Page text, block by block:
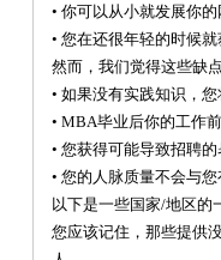
• 你可以从小就发展你
• 您在还很年轻的时候
然而，我们觉得这些缺
• 如果没有实践知识，
• MBA毕业后你的工作
• 您获得可能导致招聘
• 您的人脉质量不会与
以下是一些国家/地区的
您应该记住，那些提供